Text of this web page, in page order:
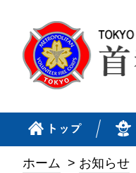
ホーム > お知らせ